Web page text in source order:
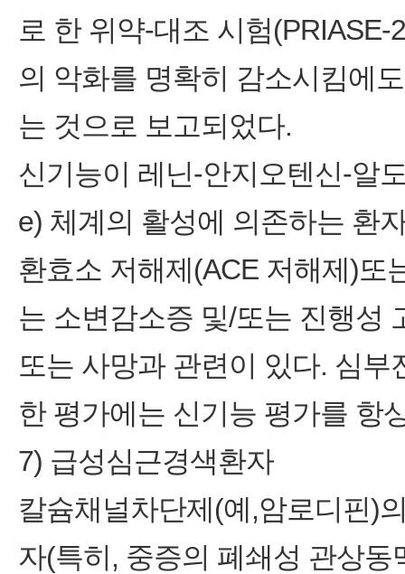
로 한 위약-대조 시험
의 악화를 명확히 감소시킴에
는 것으로 보고되었다.
신기능이 레닌-안지오텐신-알
e) 체계의 활성에 의존하는 환
환효소 저해제(ACE 저해제)또
는 소변감소증 및/또는 진행성
또는 사망과 관련이 있다. 심
한 평가에는 신기능 평가를 항
7) 급성심근경색환자
칼슘채널차단제(예,암로디핀)
자(특히, 중증의 폐쇄성 관상